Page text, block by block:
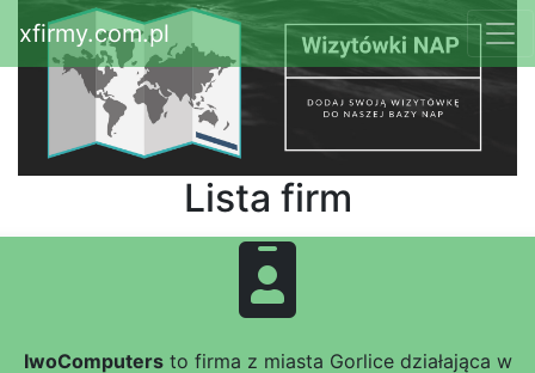
xfirmy.com.pl
Lista firm
IwoComputersto firma z miasta Gorlice działająca w